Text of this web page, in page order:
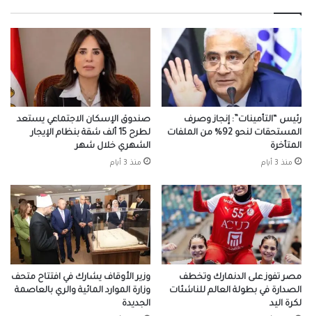
رئيس “التأمينات”: إنجاز وصرف
المستحقات لنحو 92% من الملفات
المتأخرة
منذ 3 أيام
صندوق الإسكان الاجتماعي يستعد
لطرح 15 ألف شقة بنظام الإيجار
الشهري خلال شهر
منذ 3 أيام
مصر تفوز على الدنمارك وتخطف
الصدارة في بطولة العالم للناشئات
لكرة اليد
وزير الأوقاف يشارك في افتتاح متحف
وزارة الموارد المائية والري بالعاصمة
الجديدة